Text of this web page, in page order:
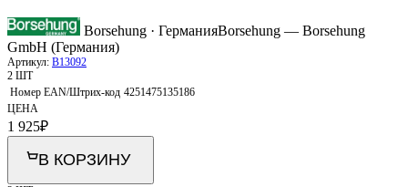
Borsehung · ГерманияBorsehung — Borsehung
GmbH (Германия)
Артикул: B13092
2 ШТ
Номер EAN/Штрих-код 4251475135186
ЦЕНА
1 925₽
В КОРЗИНУ